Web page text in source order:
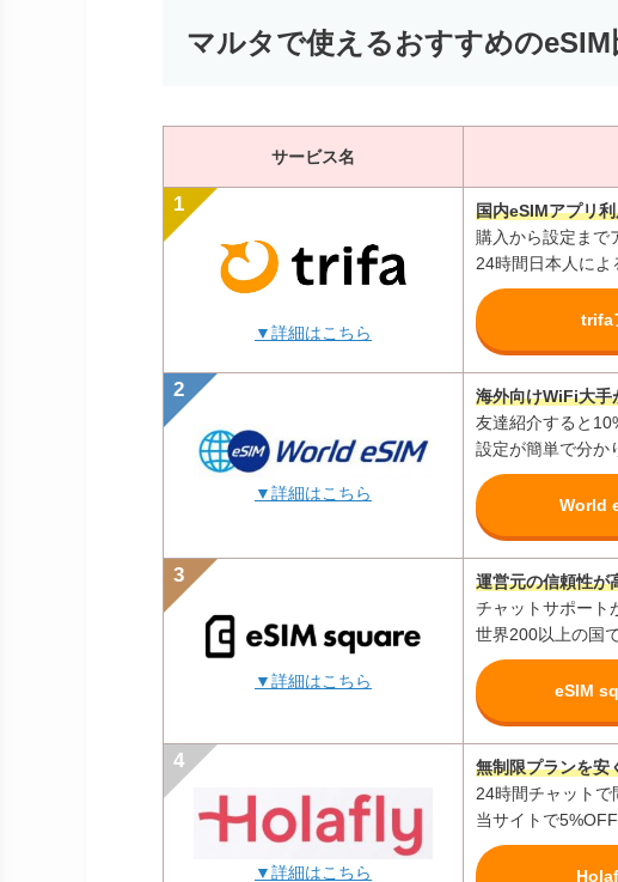
マルタで使えるおすすめのeSIM
サービス名
▼詳細はこちら
国内eSIMアプリ
購入から設定まで
24時間日本人によ
trifa
▼詳細はこちら
海外向けWiFi大手
友達紹介すると
設定が簡単で分か
World
▼詳細はこちら
運営元の信頼性が
チャットサポート
世界200以上の国
eSIM
▼詳細はこちら
無制限プランを安
24時間チャットで
当サイトで